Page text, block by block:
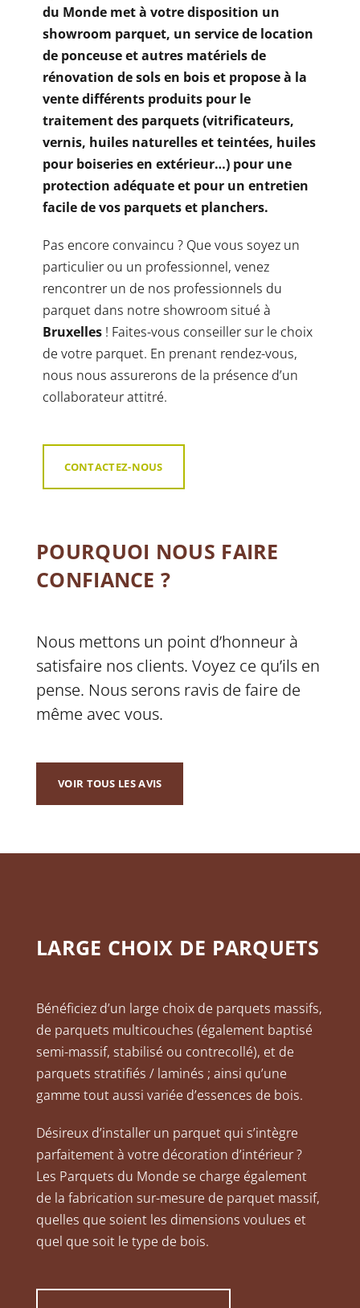
du Monde met à votre disposition un
showroom parquet, un service de location
de ponceuse et autres matériels de
rénovation de sols en bois et propose à la
vente différents produits pour le
traitement des parquets (vitrificateurs,
vernis, huiles naturelles et teintées, huiles
pour boiseries en extérieur…) pour une
protection adéquate et pour un entretien
facilede vos parquets et planchers.
Pas encore convaincu ? Que vous soyez un
particulier ou un professionnel, venez
rencontrer un de nos professionnels du
parquet dans notre showroom situé à
Bruxelles! Faites-vous conseiller sur le choix
de votre parquet. En prenant rendez-vous,
nous nous assurerons de la présence d’un
collaborateur attitré.
CONTACTEZ-NOUS
POURQUOI NOUS FAIRE
CONFIANCE ?
Nous mettons un point d’honneur à
satisfaire nos clients. Voyez ce qu’ils en
pense. Nous serons ravis de faire de
même avec vous.
VOIR TOUS LES AVIS
LARGE CHOIX DE PARQUETS
Bénéficiez d’un large choix de parquets massifs,
de parquets multicouches (également baptisé
semi-massif, stabilisé ou contrecollé), et de
parquets stratifiés / laminés ; ainsi qu’une
gamme tout aussi variée d’essences de bois.
Désireux d’installer un parquet qui s’intègre
parfaitement à votre décoration d’intérieur ?
Les Parquets du Monde se charge également
de la fabrication sur-mesure de parquet massif,
quelles que soient les dimensions voulues et
quel que soit le type de bois.